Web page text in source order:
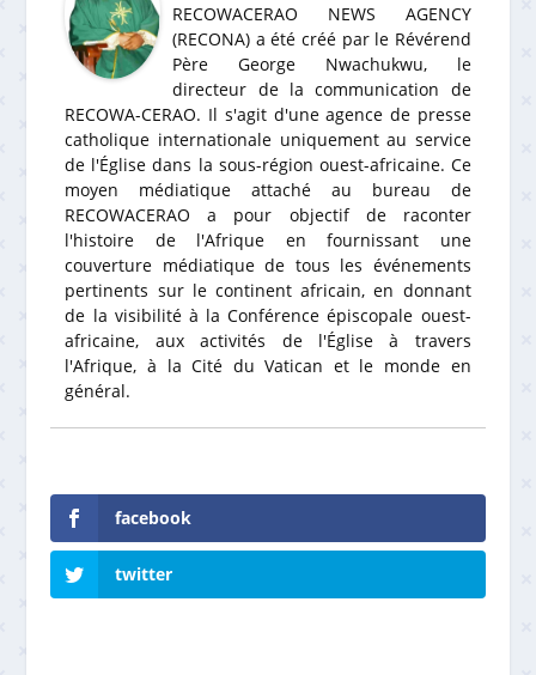
RECOWACERAO NEWS AGENCY
(RECONA) a été créé par le Révérend
Père George Nwachukwu, le
directeur de la communication de
RECOWA-CERAO. Il s'agit d'une agence de presse
catholique internationale uniquement au service
de l'Église dans la sous-région ouest-africaine. Ce
moyen médiatique attaché au bureau de
RECOWACERAO a pour objectif de raconter
l'histoire de l'Afrique en fournissant une
couverture médiatique de tous les événements
pertinents sur le continent africain, en donnant
de la visibilité à la Conférence épiscopale ouest-
africaine, aux activités de l'Église à travers
l'Afrique, à la Cité du Vatican et le monde en
général.
facebook
twitter